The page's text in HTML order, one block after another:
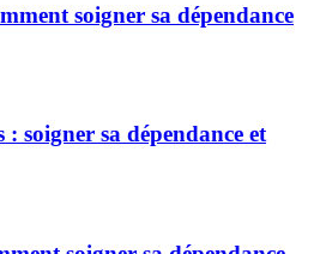
soigner sa dépendance
soigner sa dépendance et